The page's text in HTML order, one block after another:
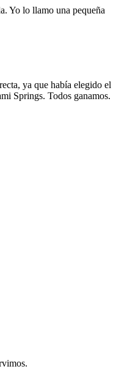
Yo lo llamo una pequeña
ya que había elegido el
Springs. Todos ganamos.